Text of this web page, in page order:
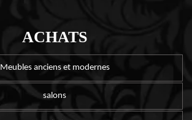
ACHATS
Meubles anciens et modernes
salons